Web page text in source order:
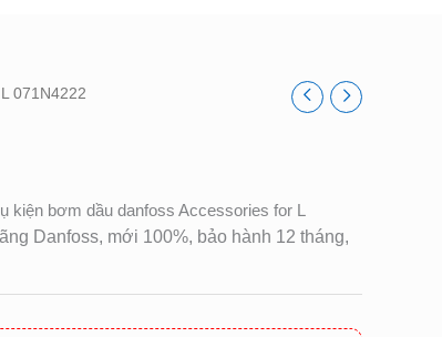
071N4222
kiện bơm dầu danfoss Accessories for L
Danfoss, mới 100%, bảo hành 12 tháng,